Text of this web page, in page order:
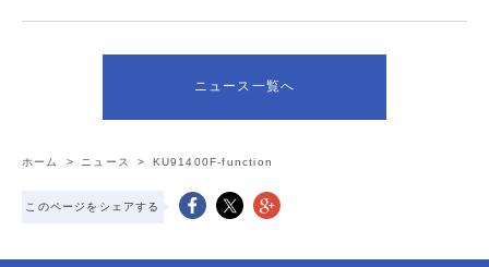
ニュース一覧へ
ホーム > ニュース > KU91400F-function
このページをシェアする